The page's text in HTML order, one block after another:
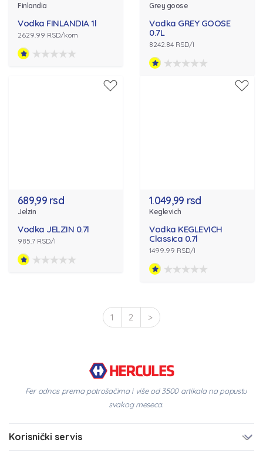
Finlandia
Vodka FINLANDIA 1l
2629.99 RSD/kom
Grey goose
Vodka GREY GOOSE
0.7L
8242.84 RSD/l
689,99 rsd
Jelzin
Vodka JELZIN 0.7l
985.7 RSD/l
1.049,99 rsd
Keglevich
Vodka KEGLEVICH
Classica 0.7l
1499.99 RSD/l
1 2 >
Fer odnos prema potrošačima i više od 3500 artikala na popustu
svakog meseca.
Korisnički servis